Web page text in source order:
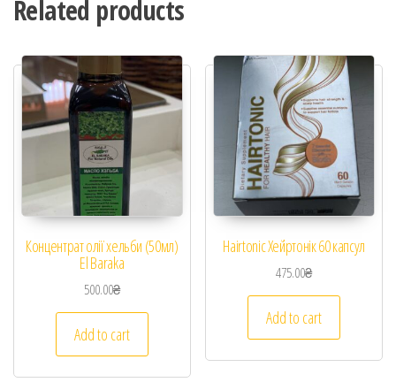
Related products
Концентрат олії хельби (50мл)
El Baraka
500.00₴
Add to cart
Hairtonic Хейртонік 60 капсул
475.00₴
Add to cart